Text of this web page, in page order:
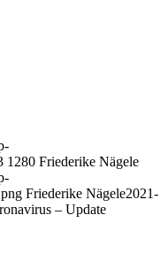
1280 Friederike Nägele
Friederike Nägele2021-
– Update